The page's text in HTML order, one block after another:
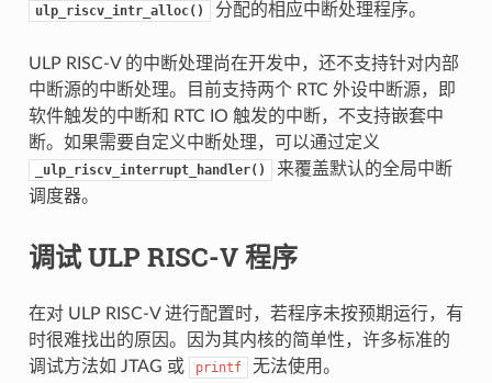
ulp_riscv_intr_alloc() 分配的相应中断处理程序。
ULP RISC-V 的中断处理尚在开发中，还不支持针对内部
中断源的中断处理。目前支持两个 RTC 外设中断源，即
软件触发的中断和 RTC IO 触发的中断，不支持嵌套中
断。如果需要自定义中断处理，可以通过定义
_ulp_riscv_interrupt_handler()
来覆盖默认的全局中断
调度器。
调试 ULP RISC-V 程序
在对 ULP RISC-V 进行配置时，若程序未按预期运行，有
时很难找出的原因。因为其内核的简单性，许多标准的
调试方法如 JTAG 或
printf 无法使用。